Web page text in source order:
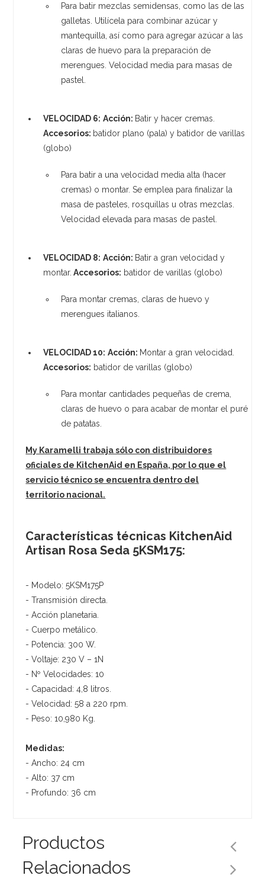
Para batir mezclas semidensas, como las de las
galletas. Utilícela para combinar azúcar y
mantequilla, así como para agregar azúcar a las
claras de huevo para la preparación de
merengues. Velocidad media para masas de
pastel.
VELOCIDAD 6: Acción: Batir y hacer cremas.
Accesorios: batidor plano (pala) y batidor de varillas
(globo)
Para batir a una velocidad media alta (hacer
cremas) o montar. Se emplea para finalizar la
masa de pasteles, rosquillas u otras mezclas.
Velocidad elevada para masas de pastel.
VELOCIDAD 8: Acción: Batir a gran velocidad y
montar. Accesorios: batidor de varillas (globo)
Para montar cremas, claras de huevo y
merengues italianos.
VELOCIDAD 10: Acción: Montar a gran velocidad.
Accesorios: batidor de varillas (globo)
Para montar cantidades pequeñas de crema,
claras de huevo o para acabar de montar el puré
de patatas.
My Karamelli trabaja sólo con distribuidores
oficiales de KitchenAid en España, por lo que el
servicio técnico se encuentra dentro del
territorio nacional.
Características técnicas KitchenAid
Artisan Rosa Seda 5KSM175:
- Modelo: 5KSM175P
- Transmisión directa.
- Acción planetaria.
- Cuerpo metálico.
- Potencia: 300 W.
- Voltaje: 230 V – 1N
- Nº Velocidades: 10
- Capacidad: 4,8 litros.
- Velocidad: 58 a 220 rpm.
- Peso: 10,980 Kg.
Medidas:
- Ancho: 24 cm
- Alto: 37 cm
- Profundo: 36 cm
Productos
Relacionados